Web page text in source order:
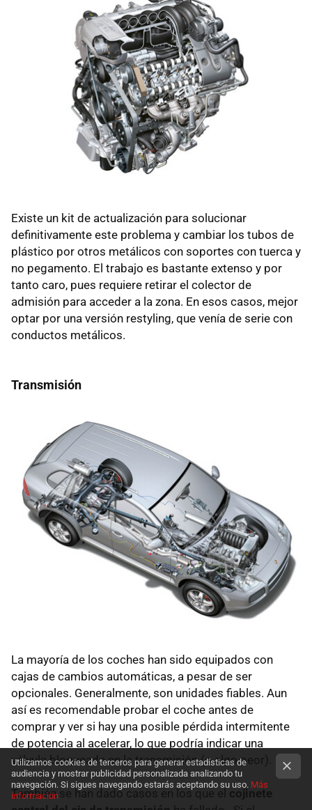
Existe un kit de actualización para solucionar
definitivamente este problema y cambiar los tubos de
plástico por otros metálicos con soportes con tuerca y
no pegamento. El trabajo es bastante extenso y por
tanto caro, pues requiere retirar el colector de
admisión para acceder a la zona. En esos casos, mejor
optar por una versión restyling, que venía de serie con
conductos metálicos.
Transmisión
La mayoría de los coches han sido equipados con
cajas de cambios automáticas, a pesar de ser
opcionales. Generalmente, son unidades fiables. Aun
así es recomendable probar el coche antes de
comprar y ver si hay una posible pérdida intermitente
de potencia al acelerar, lo que podría indicar una
válvula bloqueada en la transmisión (o algo peor).
También se han dado casos en los que el cojinete
Utilizamos cookies de terceros para generar estadísticas de
audiencia y mostrar publicidad personalizada analizando tu
navegación. Si sigues navegando estarás aceptando su uso. Más
información